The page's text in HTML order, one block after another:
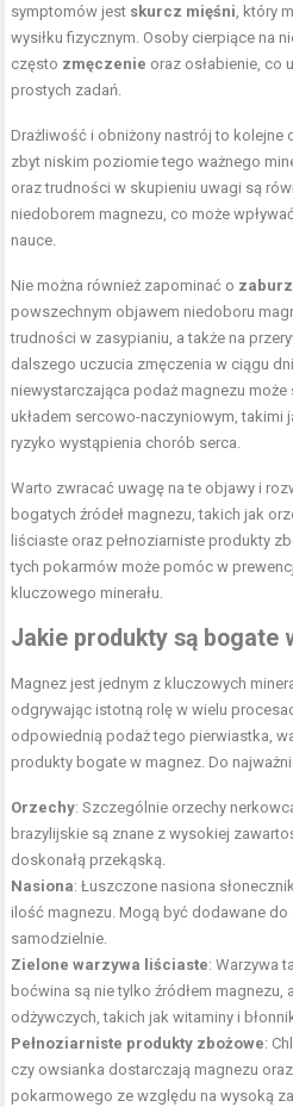
symptomów jest skurcz mięśni, który
wysiłku fizycznym. Osoby cierpiące na
często zmęczenie oraz osłabienie, co
prostych zadań.
Drażliwość i obniżony nastrój to kolejne
zbyt niskim poziomie tego ważnego
oraz trudności w skupieniu uwagi są
niedoborem magnezu, co może
nauce.
Nie można również zapominać o
powszechnym objawem niedoboru
trudności w zasypianiu, a także na
dalszego uczucia zmęczenia w ciągu
niewystarczająca podaż magnezu
układem sercowo-naczyniowym, takimi
ryzyko wystąpienia chorób serca.
Warto zwracać uwagę na te objawy i
bogatych źródeł magnezu, takich jak
liściaste oraz pełnoziarniste produkty
tych pokarmów może pomóc w
kluczowego minerału.
Jakie produkty są bogate
Magnez jest jednym z kluczowych
odgrywając istotną rolę w wielu
odpowiednią podaż tego pierwiastka,
produkty bogate w magnez. Do
Orzechy: Szczególnie orzechy
brazylijskie są znane z wysokiej
doskonałą przekąską.
Nasiona: Łuszczone nasiona
ilość magnezu. Mogą być dodawane
samodzielnie.
Zielone warzywa liściaste: Warzywa
boćwina są nie tylko źródłem magnezu,
odżywczych, takich jak witaminy i
Pełnoziarniste produkty zbożowe:
czy owsianka dostarczają magnezu
pokarmowego ze względu na wysoką